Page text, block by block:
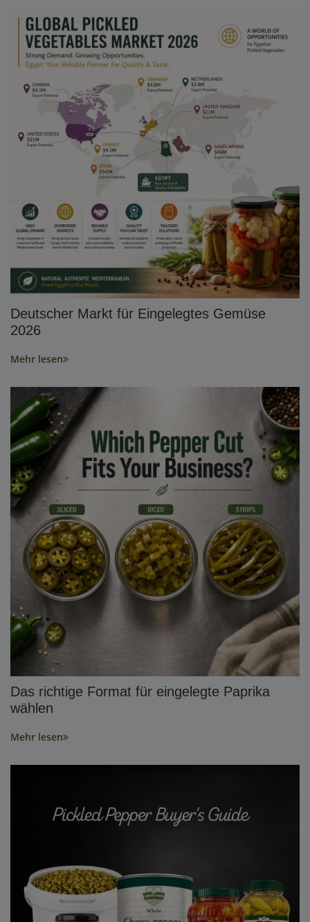
Deutscher Markt für Eingelegtes Gemüse
2026
Mehr lesen
Das richtige Format für eingelegte Paprika
wählen
Mehr lesen